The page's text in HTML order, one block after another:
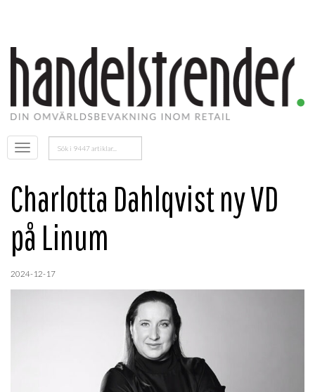
Öppna
menyn
Sök
efter:
Charlotta Dahlqvist ny VD
på Linum
2024-12-17